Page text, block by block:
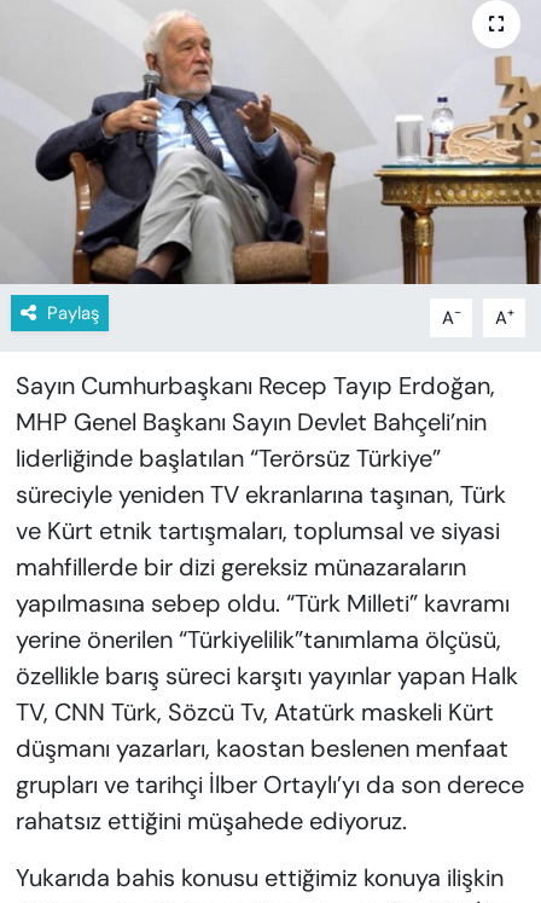
Paylaş A- A+
Sayın Cumhurbaşkanı Recep Tayıp Erdoğan,
MHP Genel Başkanı Sayın Devlet Bahçeli’nin
liderliğinde başlatılan “Terörsüz Türkiye”
süreciyle yeniden TV ekranlarına taşınan, Türk
ve Kürt etnik tartışmaları, toplumsal ve siyasi
mahfillerde bir dizi gereksiz münazaraların
yapılmasına sebep oldu. “Türk Milleti” kavramı
yerine önerilen “Türkiyelilik”tanımlama ölçüsü,
özellikle barış süreci karşıtı yayınlar yapan Halk
TV, CNN Türk, Sözcü Tv, Atatürk maskeli Kürt
düşmanı yazarları, kaostan beslenen menfaat
grupları ve tarihçi İlber Ortaylı’yı da son derece
rahatsız ettiğini müşahede ediyoruz.
Yukarıda bahis konusu ettiğimiz konuya ilişkin
GÜNDEM
KADIN
SAĞLIK
SPOR
KÜLTÜR-SANAT
MAGAZİN
ÖZEL HABER
YAZAR KÖŞESİ
SİYASET
VAN VE DİYARBAKIR HABERLERİ
Son Dakika Haberleri
Haber Arşivi